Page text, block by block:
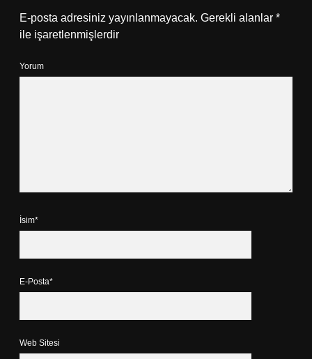
E-posta adresiniz yayınlanmayacak. Gerekli alanlar *
ile işaretlenmişlerdir
Yorum
İsim*
E-Posta*
Web Sitesi